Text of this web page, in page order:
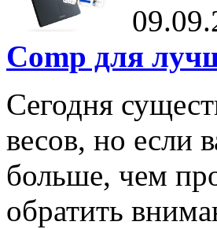
Comp для
Сегодня
весов, но если
больше, чем
обратить